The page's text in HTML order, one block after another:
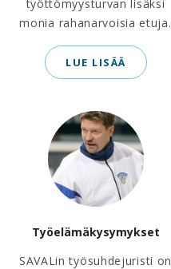
työttömyysturvan lisäksi
monia rahanarvoisia etuja.
LUE LISÄÄ
Työelämäkysymykset
SAVALin työsuhdejuristi on